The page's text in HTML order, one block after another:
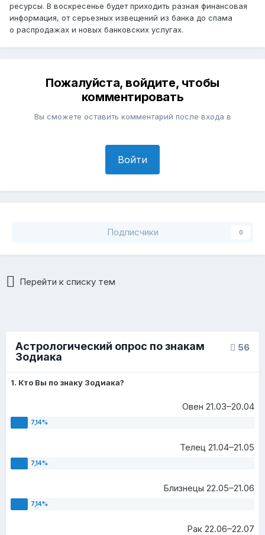
ресурсы. В воскресенье будет приходить разная финансовая
информация, от серьезных извещений из банка до спама
о распродажах и новых банковских услугах.
Пожалуйста, войдите, чтобы
комментировать
Вы сможете оставить комментарий после входа в
Войти
Подписчики 0
Перейти к списку тем
56
Астрологический опрос по знакам
Зодиака
1. Кто Вы по знаку Зодиака?
Овен 21.03–20.04
Телец 21.04–21.05
Близнецы 22.05–21.06
Рак 22.06–22.07